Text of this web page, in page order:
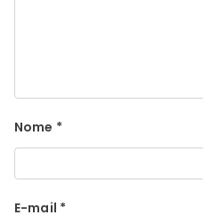
Nome *
E-mail *